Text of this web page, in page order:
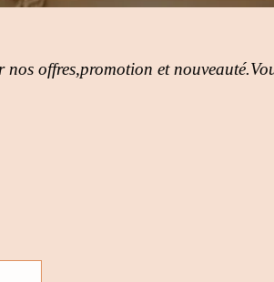
offres,promotion et